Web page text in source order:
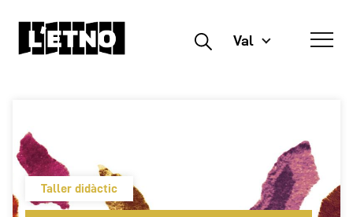
Buscar Val
Taller didàctic